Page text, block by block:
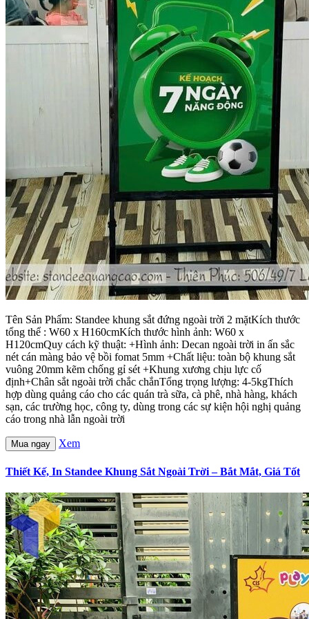
Tên Sản Phẩm: Standee khung sắt đứng ngoài trời 2 mặtKích thước
tổng thể : W60 x H160cmKích thước hình ảnh: W60 x
H120cmQuy cách kỹ thuật: +Hình ảnh: Decan ngoài trời in ấn sắc
nét cán màng bảo vệ bồi fomat 5mm +Chất liệu: toàn bộ khung sắt
vuông 20mm kẽm chống gỉ sét +Khung xương chịu lực cố
định+Chân sắt ngoài trời chắc chắnTổng trọng lượng: 4-5kgThích
hợp dùng quảng cáo cho các quán trà sữa, cà phê, nhà hàng, khách
sạn, các trường học, công ty, dùng trong các sự kiện hội nghị quảng
cáo trong nhà lẫn ngoài trời
Mua ngay Xem
Thiết Kế, In Standee Khung Sắt Ngoài Trời – Bắt Mắt, Giá Tốt